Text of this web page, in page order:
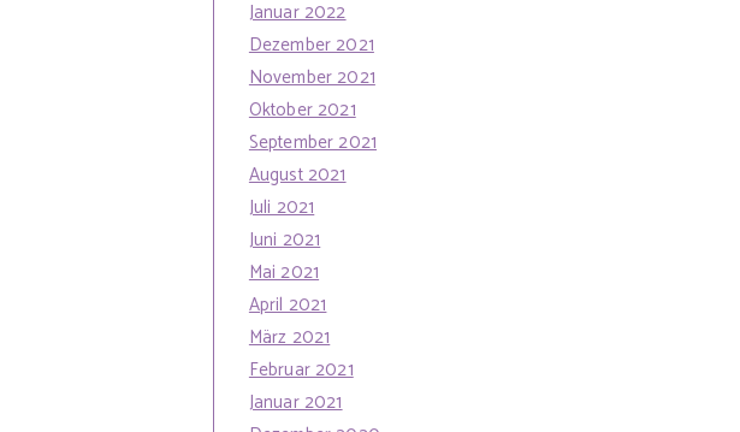
Januar 2022
Dezember 2021
November 2021
Oktober 2021
September 2021
August 2021
Juli 2021
Juni 2021
Mai 2021
April 2021
März 2021
Februar 2021
Januar 2021